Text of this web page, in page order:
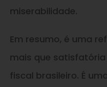
miserabilidade.
Em resumo, é uma
mais que
fiscal brasileiro. É